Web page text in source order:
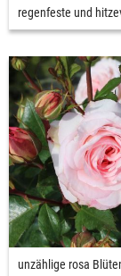
regenfeste und
unzählige rosa